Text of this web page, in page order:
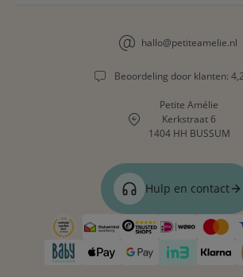
hallo@petiteamelie.nl
Beoordeling door klanten:
Petite Amélie
Kerkstraat 6
1404 HH BUSSUM
Hulp en contact